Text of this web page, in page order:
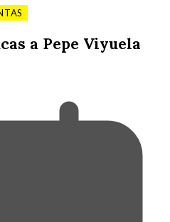
a Pepe Viyuela